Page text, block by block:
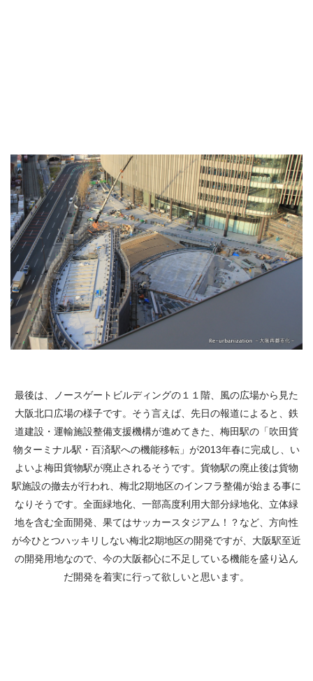
最後は、ノースゲートビルディングの１１階、風の広場から見た
大阪北口広場の様子です。そう言えば、先日の報道によると、鉄
道建設・運輸施設整備支援機構が進めてきた、梅田駅の「吹田貨
物ターミナル駅・百済駅への機能移転」が2013年春に完成し、い
よいよ梅田貨物駅が廃止されるそうです。貨物駅の廃止後は貨物
駅施設の撤去が行われ、梅北2期地区のインフラ整備が始まる事に
なりそうです。全面緑地化、一部高度利用大部分緑地化、立体緑
地を含む全面開発、果てはサッカースタジアム！？など、方向性
が今ひとつハッキリしない梅北2期地区の開発ですが、大阪駅至近
の開発用地なので、今の大阪都心に不足している機能を盛り込ん
だ開発を着実に行って欲しいと思います。